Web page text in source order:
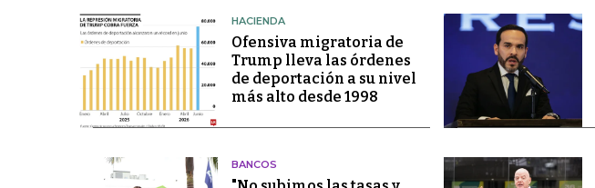
HACIENDA
Ofensiva migratoria de
Trump lleva las órdenes
de deportación a su nivel
más alto desde 1998
BANCOS